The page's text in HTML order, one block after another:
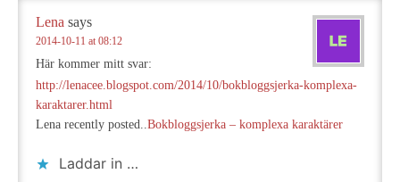
Lena says
2014-10-11 at 08:12
Här kommer mitt svar:
http://lenacee.blogspot.com/2014/10/bokbloggsjerka-komplexa-
karaktarer.html
Lena recently posted..Bokbloggsjerka – komplexa karaktärer
Laddar in …